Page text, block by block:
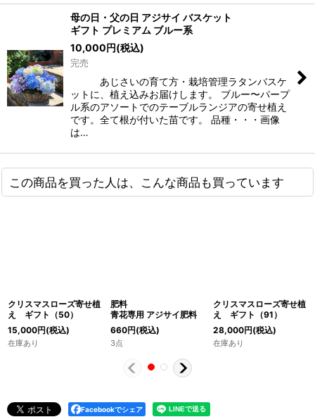
母の日・父の日 アジサイ バスケット
ギフト プレミアム ブルー系
10,000円(税込)
完売
あじさいの育て方・栽培管理ラタンバスケ
ットに、植え込みお届けします。 ブルー〜パープ
ル系のアソートでのテーブルランジアの寄せ植え
です。全て根が付いた苗です。 品種・・・画像
は…
この商品を買った人は、こんな商品も買っています
クリスマスローズ寄せ植
え ギフト（50）
15,000円(税込)
在庫あり
肥料
青花専用 アジサイ肥料
660円(税込)
3点
クリスマスローズ寄せ植
え ギフト（91）
28,000円(税込)
在庫あり
Facebookでシェア